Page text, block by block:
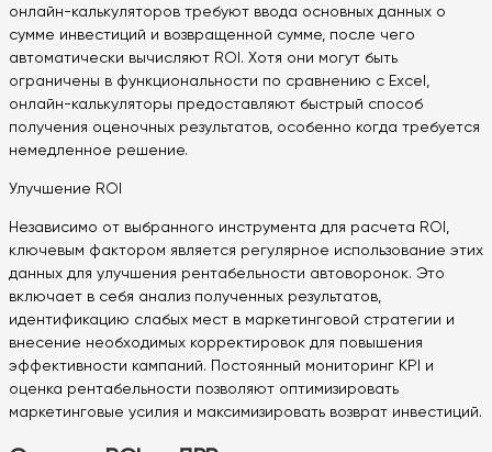
онлайн-калькуляторов требуют ввода основных данных о
сумме инвестиций и возвращенной сумме, после чего
автоматически вычисляют ROI. Хотя они могут быть
ограничены в функциональности по сравнению с Excel,
онлайн-калькуляторы предоставляют быстрый способ
получения оценочных результатов, особенно когда требуется
немедленное решение.
Улучшение ROI
Независимо от выбранного инструмента для расчета ROI,
ключевым фактором является регулярное использование этих
данных для улучшения рентабельности автоворонок. Это
включает в себя анализ полученных результатов,
идентификацию слабых мест в маркетинговой стратегии и
внесение необходимых корректировок для повышения
эффективности кампаний. Постоянный мониторинг KPI и
оценка рентабельности позволяют оптимизировать
маркетинговые усилия и максимизировать возврат инвестиций.